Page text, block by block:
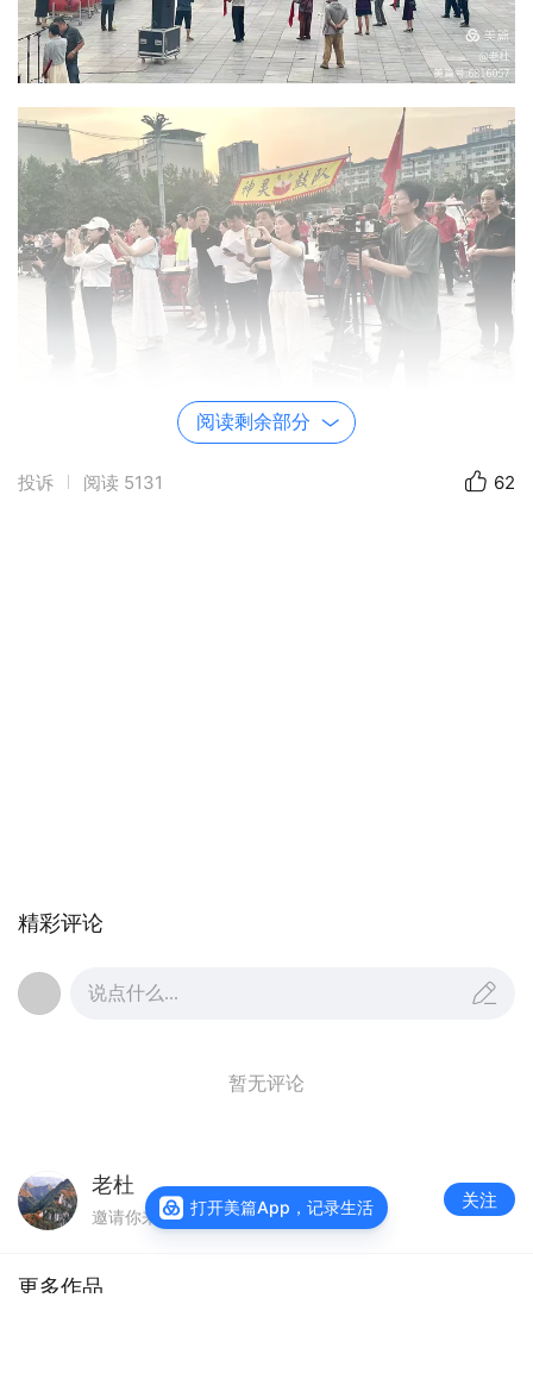
阅读剩余部分
投诉 阅读 5131 62
精彩评论
说点什么...
暂无评论
老杜
邀请你来美篇看他更多美文
关注
更多作品
打开美篇App，记录生活